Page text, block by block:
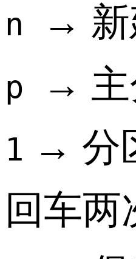
n → 新
p → 主
1 → 分
回车